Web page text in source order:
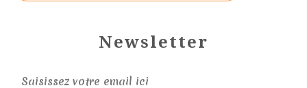
Newsletter